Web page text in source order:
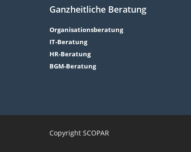
Ganzheitliche Beratung
Organisationsberatung
IT-Beratung
HR-Beratung
BGM-Beratung
Copyright SCOPAR